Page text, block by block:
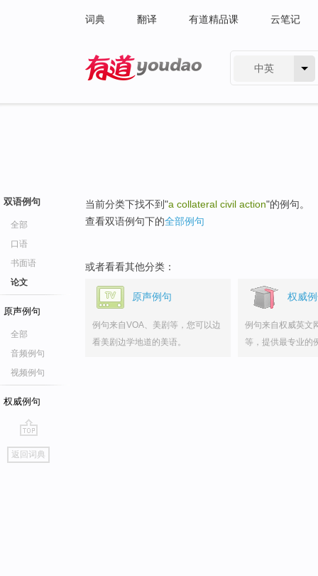
词典 翻译 有道精品课 云笔记
中英
双语例句
全部
口语
书面语
论文
原声例句
全部
音频例句
视频例句
权威例句
go
top
返回词典
当前分类下找不到"a collateral civil action"的例句。
查看双语例句下的全部例句
或者看看其他分类：
原声例句
例句来自VOA、美剧等，您可以边
看美剧边学地道的美语。
权威
例句来自权威英文
等，提供最专业的